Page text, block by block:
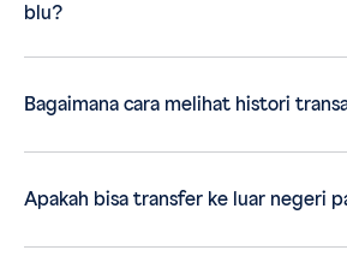
blu?
Bagaimana cara melihat histori
Apakah bisa transfer ke luar negeri